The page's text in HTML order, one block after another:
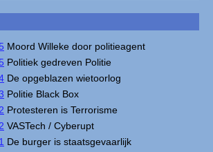
Moord Willeke door politieagent
Politiek gedreven Politie
De opgeblazen wietoorlog
Politie Black Box
Protesteren is Terrorisme
VASTech / Cyberupt
De burger is staatsgevaarlijk